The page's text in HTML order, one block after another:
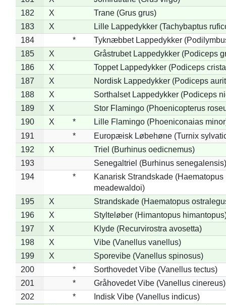
182
X
Trane (Grus grus)
183
X
Lille Lappedykker (Tachybaptus
184
*
Tyknæbbet Lappedykker
185
X
Gråstrubet Lappedykker (Podiceps
186
X
Toppet Lappedykker (Podiceps
187
X
Nordisk Lappedykker (Podiceps
188
X
Sorthalset Lappedykker (Podiceps
189
X
Stor Flamingo (Phoenicopterus
190
X *
Lille Flamingo (Phoeniconaias
191
*
Europæisk Løbehøne (Turnix
192
X
Triel (Burhinus oedicnemus)
193
Senegaltriel (Burhinus senegalensis)
194
*
Kanarisk Strandskade (Haematopus
meadewaldoi)
195
X
Strandskade (Haematopus
196
X
Stylteløber (Himantopus
197
X
Klyde (Recurvirostra avosetta)
198
X
Vibe (Vanellus vanellus)
199
X
Sporevibe (Vanellus spinosus)
200
*
Sorthovedet Vibe (Vanellus tectus)
201
*
Gråhovedet Vibe (Vanellus cinereus)
202
*
Indisk Vibe (Vanellus indicus)